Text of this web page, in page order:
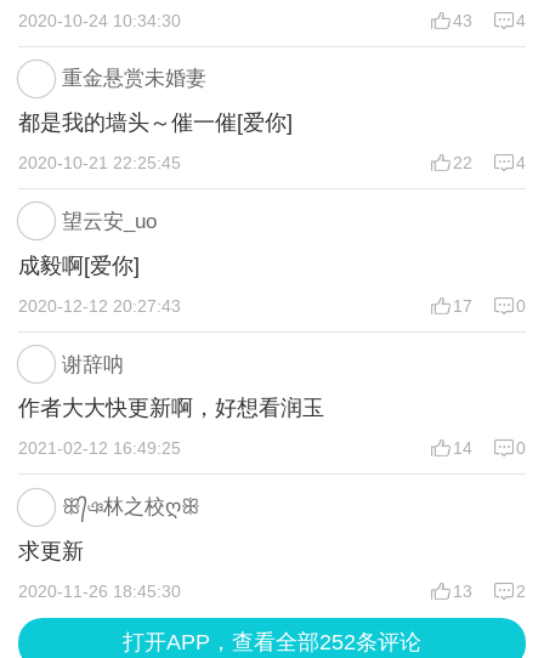
万般如何，皆在君心。
4
43
2020-10-24 10:34:30
重金悬赏未婚妻
都是我的墙头～催一催[爱你]
4
22
2020-10-21 22:25:45
望云安_uo
成毅啊[爱你]
0
17
2020-12-12 20:27:43
谢辞呐
作者大大快更新啊，好想看润玉
0
14
2021-02-12 16:49:25
ꕥ᭄ঞ林之校ღꕥ
求更新
2
13
2020-11-26 18:45:30
打开APP，查看全部252条评论